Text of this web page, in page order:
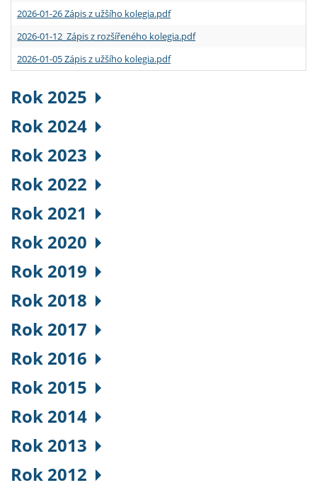
2026-01-26 Zápis z užšího kolegia.pdf
2026-01-12 Zápis z rozšířeného kolegia.pdf
2026-01-05 Zápis z užšího kolegia.pdf
Rok 2025
Rok 2024
Rok 2023
Rok 2022
Rok 2021
Rok 2020
Rok 2019
Rok 2018
Rok 2017
Rok 2016
Rok 2015
Rok 2014
Rok 2013
Rok 2012